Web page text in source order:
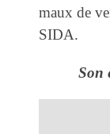
maux de
SIDA.
Son